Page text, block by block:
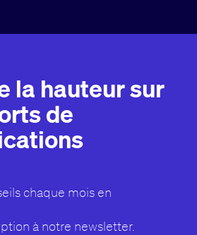
la hauteur sur
de
chaque mois en
à notre newsletter.